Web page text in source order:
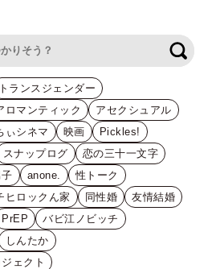
トランスジェンダー
ロマンティック
アセクシュアル
ぃシネマ 映画
Pickles!
スナップログ
恋の三十一文字
anone.
性トーク
ヒロックん家 同性婚
友情結婚
PrEP
バビ江ノビッチ
しんたか
ェクト